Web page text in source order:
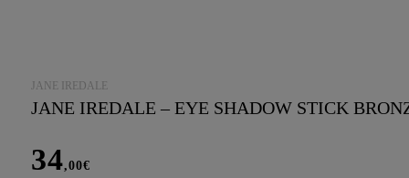
JANE IREDALE
JANE IREDALE – EYE SHADOW STICK
34,00€